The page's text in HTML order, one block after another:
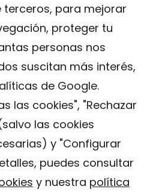
terceros, para mejorar
proteger tu
personas nos
suscitan más interés,
de Google.
las cookies", "Rechazar
las cookies
y "Configurar
puedes consultar
y nuestra política